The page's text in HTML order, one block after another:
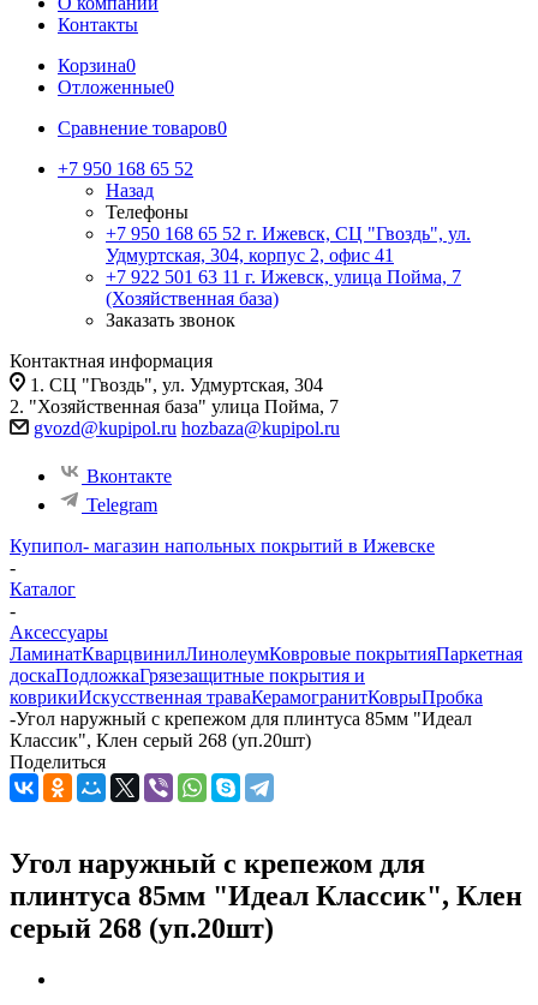
Контакты
Корзина0
Отложенные0
Сравнение товаров0
+7 950 168 65 52
Назад
Телефоны
+7 950 168 65 52 г. Ижевск, СЦ "Гвоздь", ул.
Удмуртская, 304, корпус 2, офис 41
+7 922 501 63 11 г. Ижевск, улица Пойма, 7
(Хозяйственная база)
Заказать звонок
Контактная информация
1. СЦ "Гвоздь", ул. Удмуртская, 304
2. "Хозяйственная база" улица Пойма, 7
gvozd@kupipol.ru hozbaza@kupipol.ru
Вконтакте
Telegram
Купипол- магазин напольных покрытий в Ижевске
-
Каталог
-
Аксессуары
ЛаминатКварцвинилЛинолеумКовровые покрытияПаркетная
доскаПодложкаГрязезащитные покрытия и
коврикиИскусственная траваКерамогранитКоврыПробка
-Угол наружный с крепежом для плинтуса 85мм "Идеал
Классик", Клен серый 268 (уп.20шт)
Поделиться
Угол наружный с крепежом для
плинтуса 85мм "Идеал Классик", Клен
серый 268 (уп.20шт)